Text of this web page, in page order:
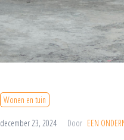
Wonen en tuin
december 23, 2024 Door EEN